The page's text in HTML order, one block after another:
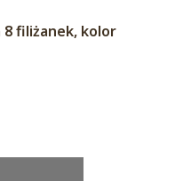
8 filiżanek, kolor